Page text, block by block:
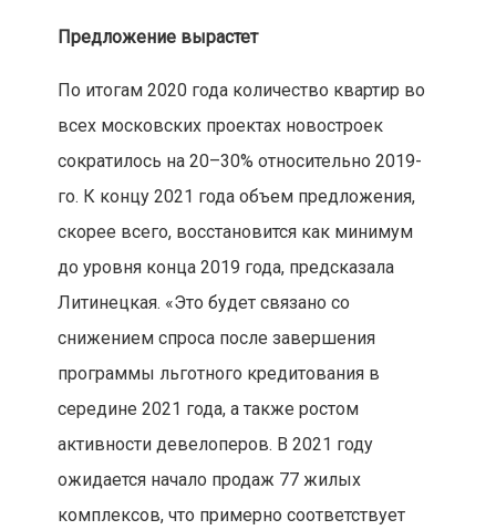
Предложение вырастет
По итогам 2020 года количество квартир во
всех московских проектах новостроек
сократилось на 20–30% относительно 2019-
го. К концу 2021 года объем предложения,
скорее всего, восстановится как минимум
до уровня конца 2019 года, предсказала
Литинецкая. «Это будет связано со
снижением спроса после завершения
программы льготного кредитования в
середине 2021 года, а также ростом
активности девелоперов. В 2021 году
ожидается начало продаж 77 жилых
комплексов, что примерно соответствует